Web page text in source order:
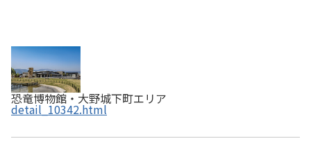
恐竜博物館・大野城下町エリア
detail_10342.html